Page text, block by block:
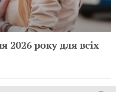
2026 року для всіх